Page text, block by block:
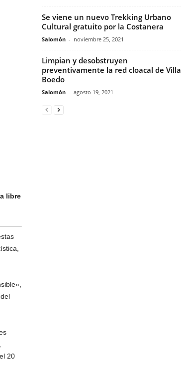
libre
20
Se viene un nuevo Trekking Urbano
Cultural gratuito por la Costanera
Salomón - noviembre 25, 2021
Limpian y desobstruyen
preventivamente la red cloacal de Villa
Boedo
Salomón - agosto 19, 2021